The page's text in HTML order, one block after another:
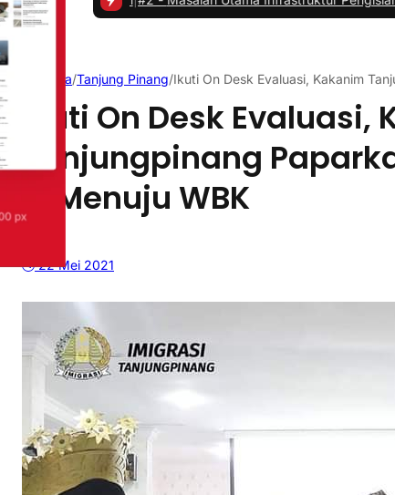
Beranda/Tanjung Pinang/Ikuti On Desk Evaluasi, Kakanim
Ikuti On Desk Evaluasi,
Tanjungpinang
ZI Menuju WBK
22 Mei 2021